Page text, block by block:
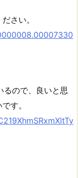
さい。
るので、良いと思
す。